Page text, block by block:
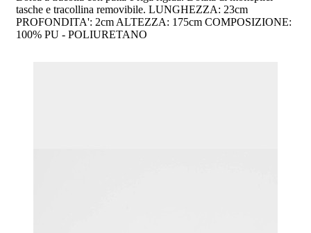
tasche e tracollina removibile. LUNGHEZZA: 23cm
PROFONDITA': 2cm ALTEZZA: 175cm COMPOSIZIONE:
100% PU - POLIURETANO